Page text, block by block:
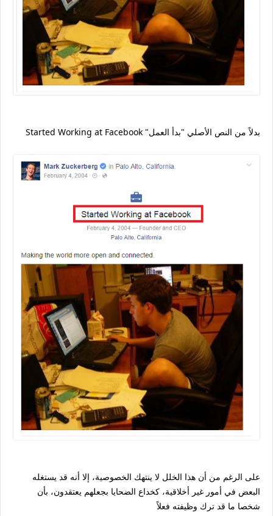
Started Working at Facebook "بدلاً من النص الأصلي "بدأ العمل
على الرغم من أن هذا الخلل لا ينتهك الخصوصية، إلا أنه قد يستغله
البعض في أمور غير أخلاقية، كخداع الضحايا بجعلهم يعتقدون، بأن
شخصا ما قد ترك وظيفته فعلاً